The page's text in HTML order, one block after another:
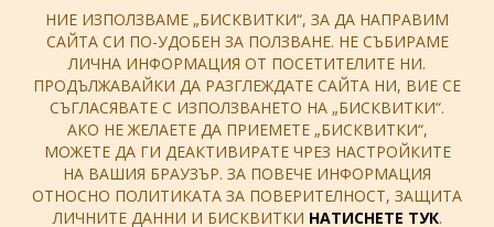
НИЕ ИЗПОЛЗВАМЕ „БИСКВИТКИ“, ЗА ДА НАПРАВИМ
САЙТА СИ ПО-УДОБЕН ЗА ПОЛЗВАНЕ. НЕ СЪБИРАМЕ
ЛИЧНА ИНФОРМАЦИЯ ОТ ПОСЕТИТЕЛИТЕ НИ.
ПРОДЪЛЖАВАЙКИ ДА РАЗГЛЕЖДАТЕ САЙТА НИ, ВИЕ СЕ
СЪГЛАСЯВАТЕ С ИЗПОЛЗВАНЕТО НА „БИСКВИТКИ“.
АКО НЕ ЖЕЛАЕТЕ ДА ПРИЕМЕТЕ „БИСКВИТКИ“,
МОЖЕТЕ ДА ГИ ДЕАКТИВИРАТЕ ЧРЕЗ НАСТРОЙКИТЕ
НА ВАШИЯ БРАУЗЪР. ЗА ПОВЕЧЕ ИНФОРМАЦИЯ
ОТНОСНО ПОЛИТИКАТА ЗА ПОВЕРИТЕЛНОСТ, ЗАЩИТА
ЛИЧНИТЕ ДАННИ И БИСКВИТКИ НАТИСНЕТЕ ТУК.